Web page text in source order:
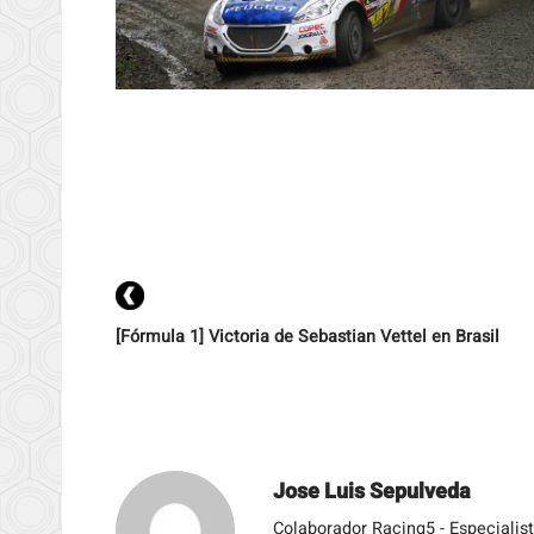
[Fórmula 1] Victoria de Sebastian Vettel en Brasil
Jose Luis Sepulveda
Colaborador Racing5 -